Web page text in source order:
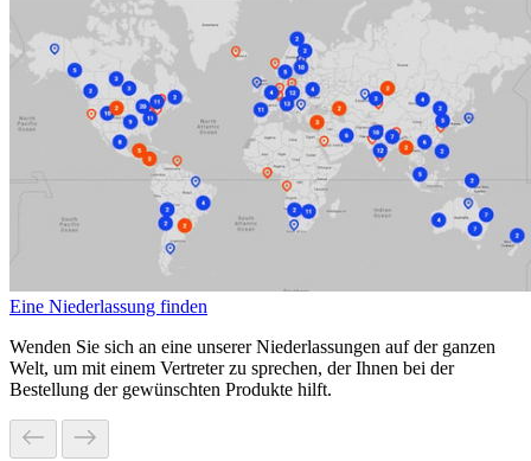
Eine Niederlassung finden
Wenden Sie sich an eine unserer Niederlassungen auf der ganzen
Welt, um mit einem Vertreter zu sprechen, der Ihnen bei der
Bestellung der gewünschten Produkte hilft.